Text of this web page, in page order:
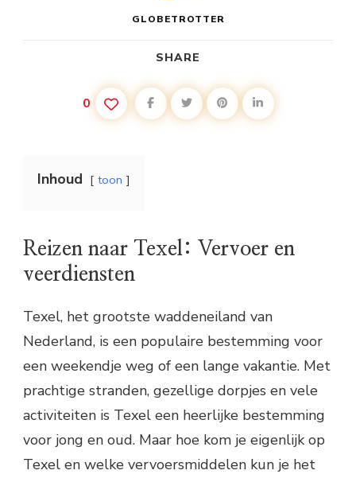
GLOBETROTTER
SHARE
0
Inhoud toon
Reizen naar Texel: Vervoer en
veerdiensten
Texel, het grootste waddeneiland van
Nederland, is een populaire bestemming voor
een weekendje weg of een lange vakantie. Met
prachtige stranden, gezellige dorpjes en vele
activiteiten is Texel een heerlijke bestemming
voor jong en oud. Maar hoe kom je eigenlijk op
Texel en welke vervoersmiddelen kun je het